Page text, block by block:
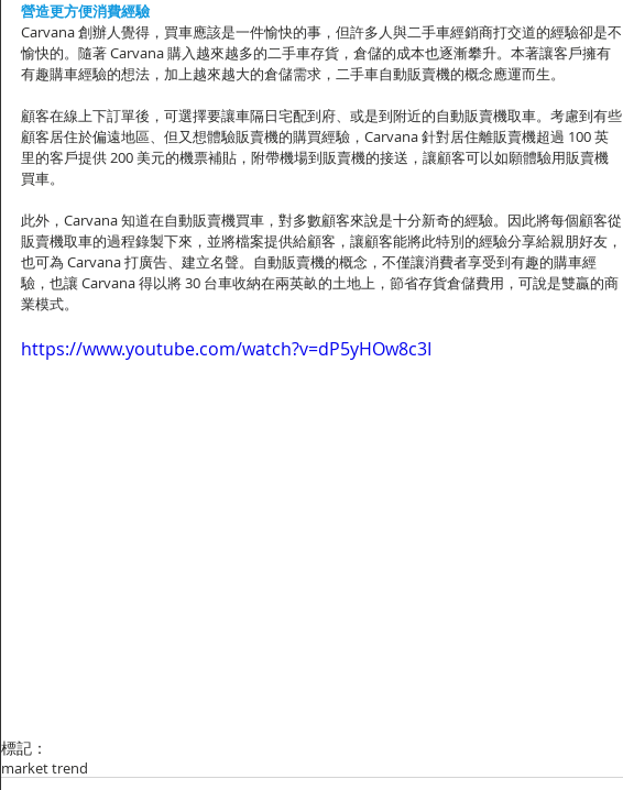
營造更方便消費經驗
Carvana 創辦人覺得，買車應該是一件愉快的事，但許多人與二手車經銷商打交道的經驗卻是不
愉快的。隨著 Carvana 購入越來越多的二手車存貨，倉儲的成本也逐漸攀升。本著讓客戶擁有
有趣購車經驗的想法，加上越來越大的倉儲需求，二手車自動販賣機的概念應運而生。
顧客在線上下訂單後，可選擇要讓車隔日宅配到府、或是到附近的自動販賣機取車。考慮到有些
顧客居住於偏遠地區、但又想體驗販賣機的購買經驗，Carvana 針對居住離販賣機超過 100 英
里的客戶提供 200 美元的機票補貼，附帶機場到販賣機的接送，讓顧客可以如願體驗用販賣機
買車。
此外，Carvana 知道在自動販賣機買車，對多數顧客來說是十分新奇的經驗。因此將每個顧客從
販賣機取車的過程錄製下來，並將檔案提供給顧客，讓顧客能將此特別的經驗分享給親朋好友，
也可為 Carvana 打廣告、建立名聲。自動販賣機的概念，不僅讓消費者享受到有趣的購車經
驗，也讓 Carvana 得以將 30 台車收納在兩英畝的土地上，節省存貨倉儲費用，可說是雙贏的商
業模式。
https://www.youtube.com/watch?v=dP5yHOw8c3I
標記：
market trend